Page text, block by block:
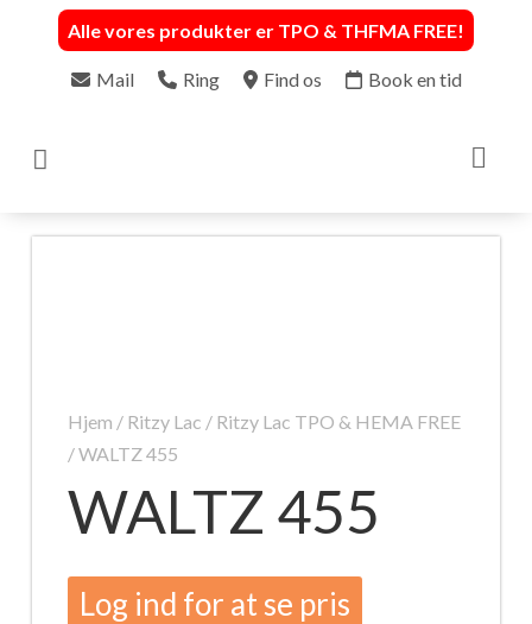
Alle vores produkter er TPO & THFMA FREE!
Mail Ring Find os Book en tid

Hjem / Ritzy Lac / Ritzy Lac TPO & HEMA FREE
/ WALTZ 455
WALTZ 455
Log ind for at se pris